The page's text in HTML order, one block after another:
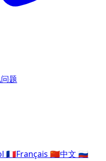
题
🇫🇷Français 🇨🇳中文 🇷🇺